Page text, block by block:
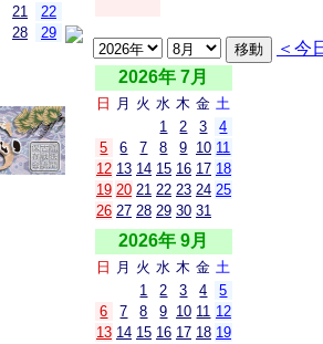
21
22
28
29
＜今
2026年 7月
日 月 火 水 木 金 土
1
2 3
4
5
6 7 8 9 10 11
12 13 14 15 16 17 18
19 20 21 22 23 24 25
26 27 28 29 30 31
2026年 9月
日 月 火 水 木 金 土
1
2 3 4
5
6
7 8 9 10 11 12
13 14 15 16 17 18 19